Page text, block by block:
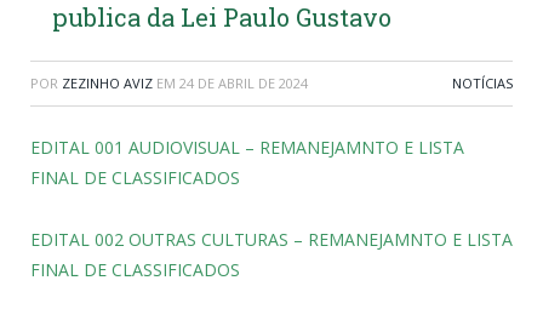
publica da Lei Paulo Gustavo
POR ZEZINHO AVIZ EM 24 DE ABRIL DE 2024 NOTÍCIAS
EDITAL 001 AUDIOVISUAL – REMANEJAMNTO E LISTA
FINAL DE CLASSIFICADOS
EDITAL 002 OUTRAS CULTURAS – REMANEJAMNTO E LISTA
FINAL DE CLASSIFICADOS